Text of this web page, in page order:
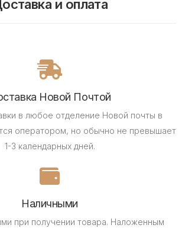
и оплата
Новой Почтой
в любое отделение Новой почты в
оператором, но обычно не превышает
1-3 календарных дней.
Наличными
при получении товара. Наложенным